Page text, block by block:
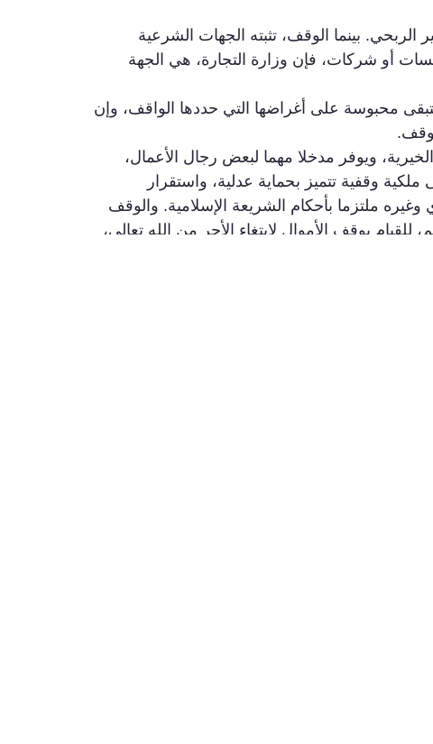
بينما الوقف، تثبته الجهات الشرعية
أو شركات، فإن وزارة التجارة، هي الجهة
محبوسة على أغراضها التي حددها الواقف، وإن
ويوفر مدخلا مهما لبعض رجال الأعمال،
وقفية تتميز بحماية عدلية، واستقرار
ملتزما بأحكام الشريعة الإسلامية. والوقف
بوقف الأموال لابتغاء الأجر من الله تعالى،